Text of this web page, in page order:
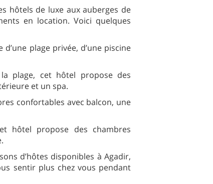
hôtels de luxe aux auberges de
en location. Voici quelques
plage privée, d’une piscine
plage, cet hôtel propose des
et un spa.
confortables avec balcon, une
hôtel propose des chambres
d’hôtes disponibles à Agadir,
sentir plus chez vous pendant